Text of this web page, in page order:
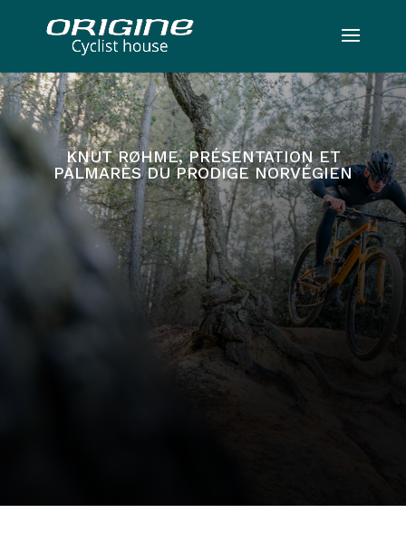
KNUT RØHME, PRÉSENTATION ET
PALMARÈS DU PRODIGE NORVÉGIEN